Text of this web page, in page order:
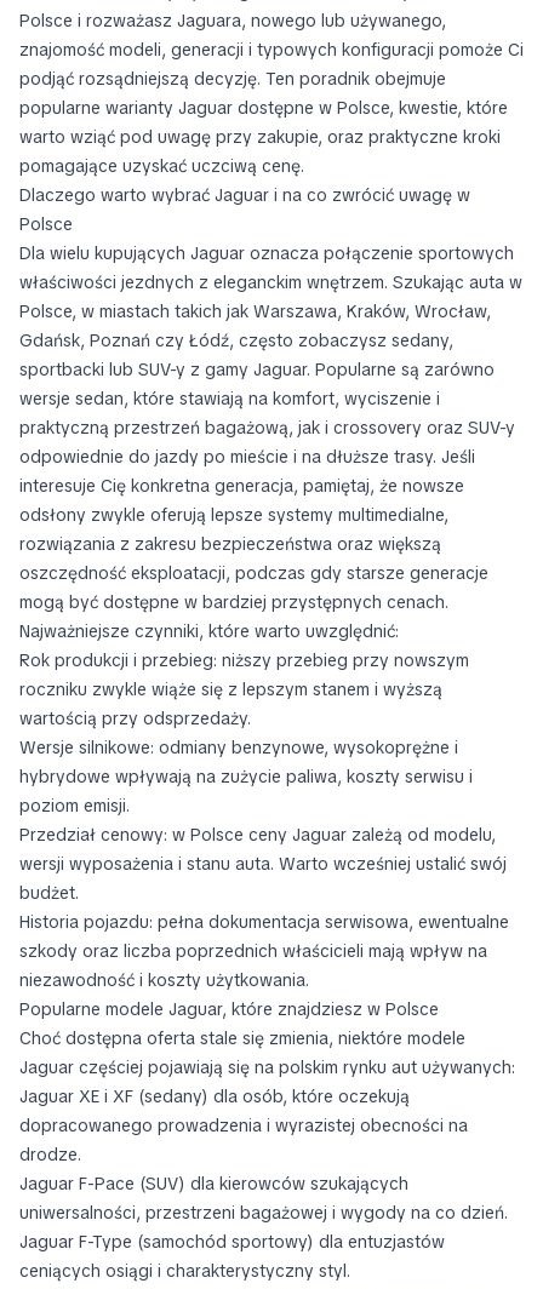
Polsce i rozważasz Jaguara, nowego lub używanego,
znajomość modeli, generacji i typowych konfiguracji pomoże Ci
podjąć rozsądniejszą decyzję. Ten poradnik obejmuje
popularne warianty Jaguar dostępne w Polsce, kwestie, które
warto wziąć pod uwagę przy zakupie, oraz praktyczne kroki
pomagające uzyskać uczciwą cenę.
Dlaczego warto wybrać Jaguar i na co zwrócić uwagę w
Polsce
Dla wielu kupujących Jaguar oznacza połączenie sportowych
właściwości jezdnych z eleganckim wnętrzem. Szukając auta w
Polsce, w miastach takich jak Warszawa, Kraków, Wrocław,
Gdańsk, Poznań czy Łódź, często zobaczysz sedany,
sportbacki lub SUV-y z gamy Jaguar. Popularne są zarówno
wersje sedan, które stawiają na komfort, wyciszenie i
praktyczną przestrzeń bagażową, jak i crossovery oraz SUV-y
odpowiednie do jazdy po mieście i na dłuższe trasy. Jeśli
interesuje Cię konkretna generacja, pamiętaj, że nowsze
odsłony zwykle oferują lepsze systemy multimedialne,
rozwiązania z zakresu bezpieczeństwa oraz większą
oszczędność eksploatacji, podczas gdy starsze generacje
mogą być dostępne w bardziej przystępnych cenach.
Najważniejsze czynniki, które warto uwzględnić:
Rok produkcji i przebieg: niższy przebieg przy nowszym
roczniku zwykle wiąże się z lepszym stanem i wyższą
wartością przy odsprzedaży.
Wersje silnikowe: odmiany benzynowe, wysokoprężne i
hybrydowe wpływają na zużycie paliwa, koszty serwisu i
poziom emisji.
Przedział cenowy: w Polsce ceny Jaguar zależą od modelu,
wersji wyposażenia i stanu auta. Warto wcześniej ustalić swój
budżet.
Historia pojazdu: pełna dokumentacja serwisowa, ewentualne
szkody oraz liczba poprzednich właścicieli mają wpływ na
niezawodność i koszty użytkowania.
Popularne modele Jaguar, które znajdziesz w Polsce
Choć dostępna oferta stale się zmienia, niektóre modele
Jaguar częściej pojawiają się na polskim rynku aut używanych:
Jaguar XE i XF (sedany) dla osób, które oczekują
dopracowanego prowadzenia i wyrazistej obecności na
drodze.
Jaguar F-Pace (SUV) dla kierowców szukających
uniwersalności, przestrzeni bagażowej i wygody na co dzień.
Jaguar F-Type (samochód sportowy) dla entuzjastów
ceniących osiągi i charakterystyczny styl.